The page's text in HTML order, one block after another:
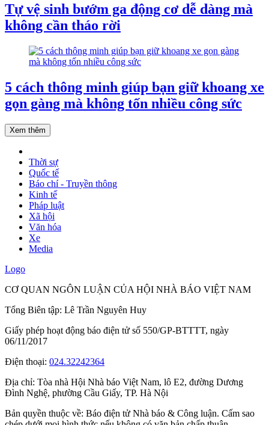
Tự vệ sinh bướm ga động cơ dễ dàng mà
không cần tháo rời
5 cách thông minh giúp bạn giữ khoang xe
gọn gàng mà không tốn nhiều công sức
Xem thêm
Thời sự
Quốc tế
Báo chí - Truyền thông
Kinh tế
Pháp luật
Xã hội
Văn hóa
Xe
Media
Logo
CƠ QUAN NGÔN LUẬN CỦA HỘI NHÀ BÁO VIỆT NAM
Tổng Biên tập: Lê Trần Nguyên Huy
Giấy phép hoạt động báo điện tử số 550/GP-BTTTT, ngày
06/11/2017
Điện thoại: 024.32242364
Địa chỉ: Tòa nhà Hội Nhà báo Việt Nam, lô E2, đường Dương
Đình Nghệ, phường Cầu Giấy, TP. Hà Nội
Bản quyền thuộc về: Báo điện tử Nhà báo & Công luận. Cấm sao